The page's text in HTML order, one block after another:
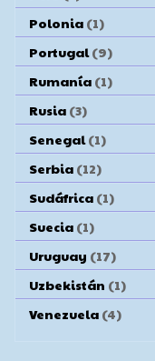
Polonia (1)
Portugal (9)
Rumanía (1)
Rusia (3)
Senegal (1)
Serbia (12)
Sudáfrica (1)
Suecia (1)
Uruguay (17)
Uzbekistán (1)
Venezuela (4)